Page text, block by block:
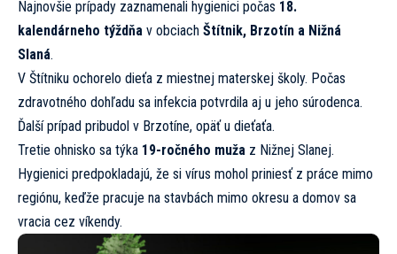
Najnovšie prípady zaznamenali hygienici počas 18.
kalendárneho týždňa v obciach Štítnik, Brzotín a Nižná
Slaná.
V Štítniku ochorelo dieťa z miestnej materskej školy. Počas
zdravotného dohľadu sa infekcia potvrdila aj u jeho súrodenca.
Ďalší prípad pribudol v Brzotíne, opäť u dieťaťa.
Tretie ohnisko sa týka 19-ročného muža z Nižnej Slanej.
Hygienici predpokladajú, že si vírus mohol priniesť z práce mimo
regiónu, keďže pracuje na stavbách mimo okresu a domov sa
vracia cez víkendy.